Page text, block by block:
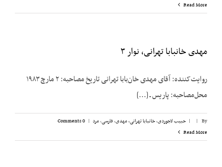
Read More
مهدی خانبابا تهرانی، نوار ۳
روایت‌کننده: آقای مهدی خان‌بابا تهرانی تاریخ مصاحبه: ۲ مارچ ۱۹۸۳
محل‌مصاحبه: پاریس ـ [...]
By
|
| حبیب لاجوردی,خانبابا تهرانی، مهدی,فارسی,مرد |
0 Comments
Read More